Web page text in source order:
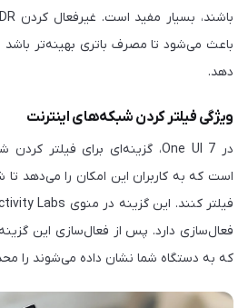
باعث می‌شود تا مصرف باتری بهینه‌تر باشد
دهد.
ویژگی فیلتر کردن شبکه‌های اینترنت
که به دستگاه شما نشان داده می‌شوند را